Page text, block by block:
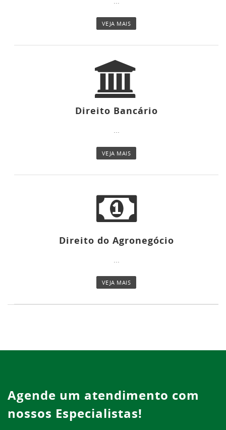
VEJA MAIS
Direito Bancário
...
VEJA MAIS
Direito do Agronegócio
VEJA MAIS
Agende um atendimento com
nossos Especialistas!